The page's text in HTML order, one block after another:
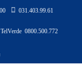
031.403.99.61
TelVerde 0800.500.772